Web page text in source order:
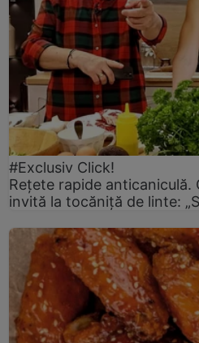
#Exclusiv Click!
Rețete rapide anticaniculă.
invită la tocăniță de linte: